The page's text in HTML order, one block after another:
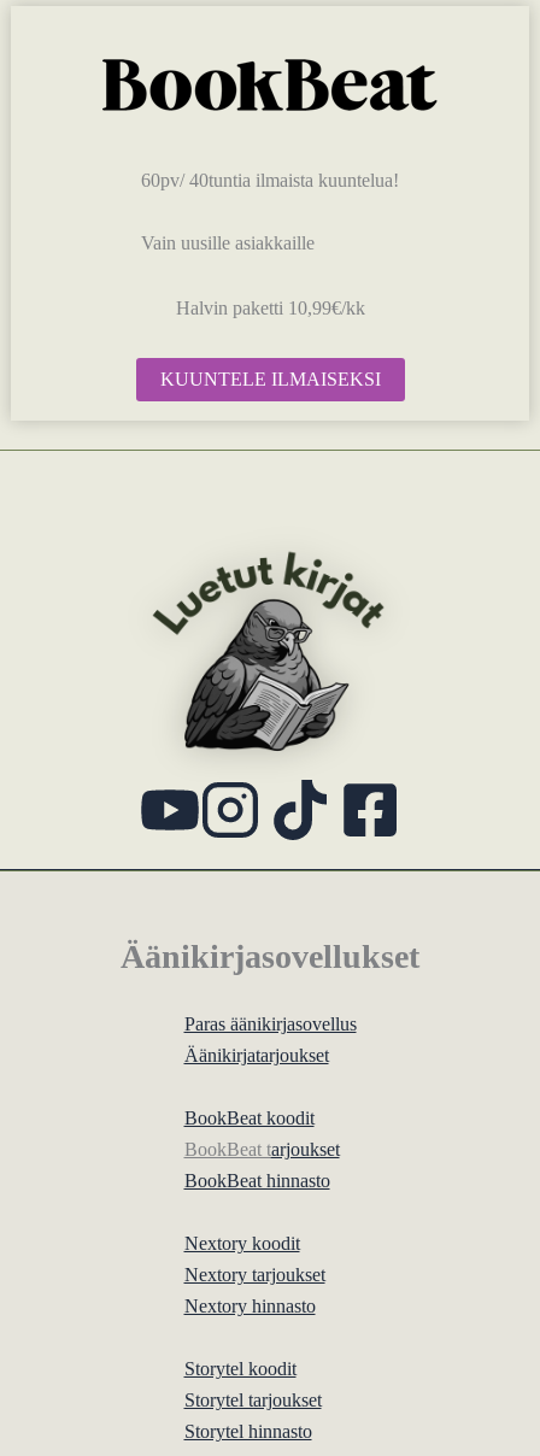
60pv/ 40tuntia ilmaista kuuntelua!
Vain uusille asiakkaille
Halvin paketti 10,99€/kk
KUUNTELE ILMAISEKSI
Äänikirjasovellukset
Paras äänikirjasovellus
Äänikirjatarjoukset
BookBeat koodit
BookBeat tarjoukset
BookBeat hinnasto
Nextory koodit
Nextory tarjoukset
Nextory hinnasto
Storytel koodit
Storytel tarjoukset
Storytel hinnasto